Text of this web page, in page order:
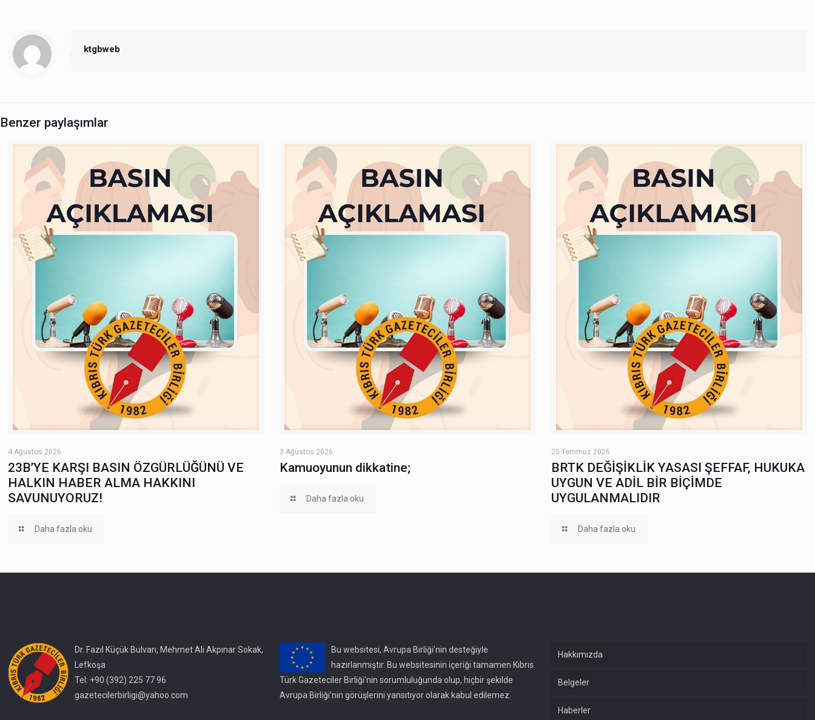
ktgbweb
Benzer paylaşımlar
4 Ağustos 2026
23B’YE KARŞI BASIN ÖZGÜRLÜĞÜNÜ VE
HALKIN HABER ALMA HAKKINI
SAVUNUYORUZ!
Daha fazla oku
3 Ağustos 2026
Kamuoyunun dikkatine;
Daha fazla oku
25 Temmuz 2026
BRTK DEĞİŞİKLİK YASASI ŞEFFAF, HUKUKA
UYGUN VE ADİL BİR BİÇİMDE
UYGULANMALIDIR
Daha fazla oku
Dr. Fazıl Küçük Bulvarı, Mehmet Ali Akpınar Sokak,
Lefkoşa
Tel: +90 (392) 225 77 96
gazetecilerbirligi@yahoo.com
Bu websitesi, Avrupa Birliği’nin desteğiyle
hazırlanmıştır. Bu websitesinin içeriği tamamen Kıbrıs
Türk Gazeteciler Birliği'nin sorumluluğunda olup, hiçbir şekilde
Avrupa Birliği’nin görüşlerini yansıtıyor olarak kabul edilemez.
Hakkımızda
Belgeler
Haberler